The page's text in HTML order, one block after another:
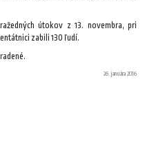
útokov z 13. novembra, pri
zabili 130 ľudí.
26. januára 2016